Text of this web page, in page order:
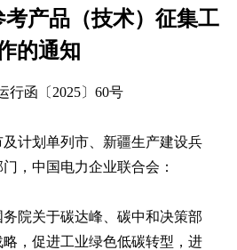
产品（技术）征集工
的通知
行函〔2025〕60号
计划单列市、新疆生产建设兵
，中国电力企业联合会：
院关于碳达峰、碳中和决策部
，促进工业绿色低碳转型，进